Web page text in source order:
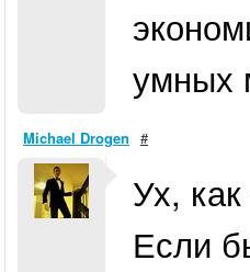
умных
Michael Drogen #
Ух,
Если